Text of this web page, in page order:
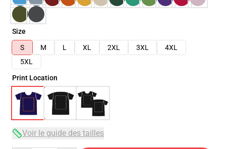
Size
S
M L XL 2XL 3XL
4XL
5XL
Print Location
Voir le guide des tailles